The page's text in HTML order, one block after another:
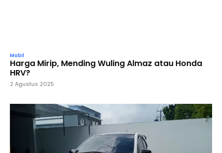
Mobil
Harga Mirip, Mending Wuling Almaz atau Honda
HRV?
2 Agustus 2025